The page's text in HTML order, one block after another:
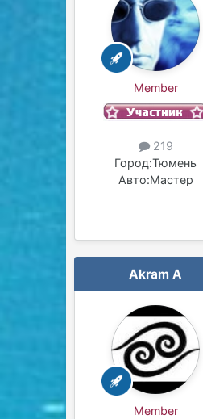
Member
219
Город:Тюмень
Авто:Мастер
Akram A
Member